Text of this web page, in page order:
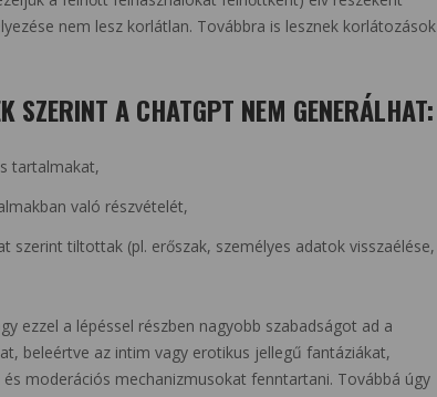
nem lesz korlátlan. Továbbra is lesznek korlátozások
SZERINT A CHATGPT NEM GENERÁLHAT:
tartalmakat,
való részvételét,
szerint tiltottak (pl. erőszak, személyes adatok visszaélése,
ezzel a lépéssel részben nagyobb szabadságot ad a
beleértve az intim vagy erotikus jellegű fantáziákat,
moderációs mechanizmusokat fenntartani. Továbbá úgy